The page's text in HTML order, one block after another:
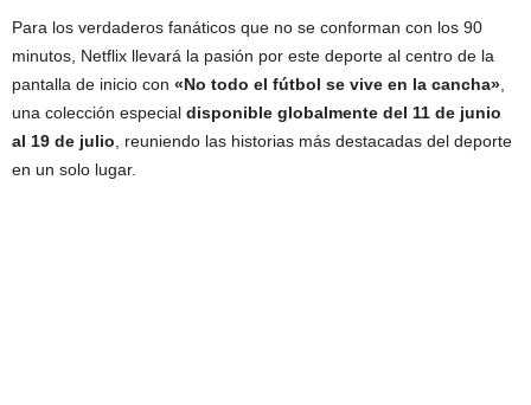
Para los verdaderos fanáticos que no se conforman con los 90
minutos, Netflix llevará la pasión por este deporte al centro de la
pantalla de inicio con «No todo el fútbol se vive en la cancha»
una colección especial disponible globalmente del 11 de junio
al 19 de julio , reuniendo las historias más destacadas del deporte
en un solo lugar.